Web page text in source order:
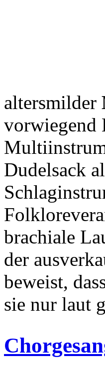
altersmilder
vorwiegend
Dudelsack
brachiale
der
beweist,
sie nur laut